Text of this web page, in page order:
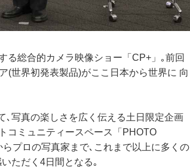
る総合的カメラ映像ショー「CP+」｡前回
(世界初発表製品)がここ日本から世界に 向
､写真の楽しさを広く伝える土日限定企画
コミュニティースペース「PHOTO
プロの写真家まで､これまで以上に多くの
ただく4日間となる｡